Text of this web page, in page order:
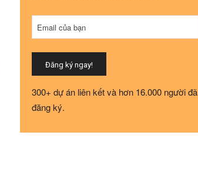
Email của bạn
Đăng ký ngay!
Business
Email
*
300+ dự án liên kết và hơn 16.000 người đã
đăng ký.